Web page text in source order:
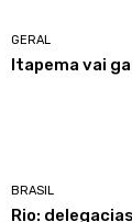
GERAL
Itapema vai
BRASIL
Rio: